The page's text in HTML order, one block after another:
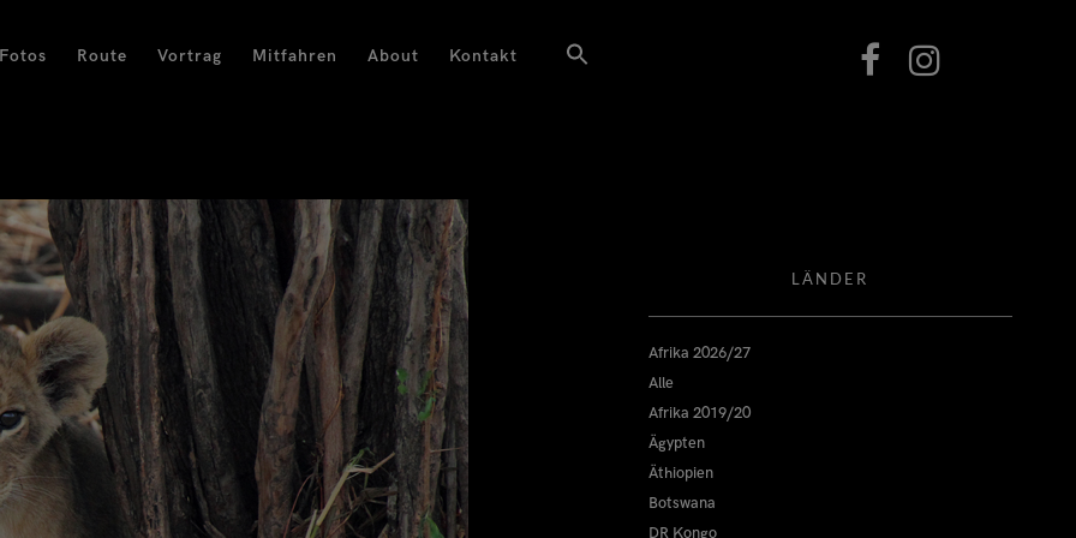
Route Vortrag Mitfahren About Kontakt
LÄNDER
Afrika 2026/27
Alle
Afrika 2019/20
Ägypten
Äthiopien
Botswana
DR Kongo